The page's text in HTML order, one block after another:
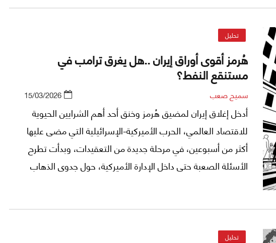
المقاومات في القرنين الأخيرين، بما تحمله من تضحيات بشرية
ومادية وبما تكشفه من أساليب الاحتلال في تدفيع الشعوب ثمن
مقاومتها.
تحليل
هُرمز أقوى أوراق إيران ..هل يغرق ترامب في
مستنقع النفط؟
سميح صعب 15/03/2026
أدخل إغلاق إيران لمضيق هُرمز وخنق أحد أهم الشرايين الحيوية
للاقتصاد العالمي، الحرب الأميركية-الإسرائيلية التي مضى عليها
أكثر من أسبوعين، في مرحلة جديدة من التعقيدات، وبدأت تطرح
الأسئلة الصعبة حتى داخل الإدارة الأميركية، حول جدوى الذهاب
تحليل